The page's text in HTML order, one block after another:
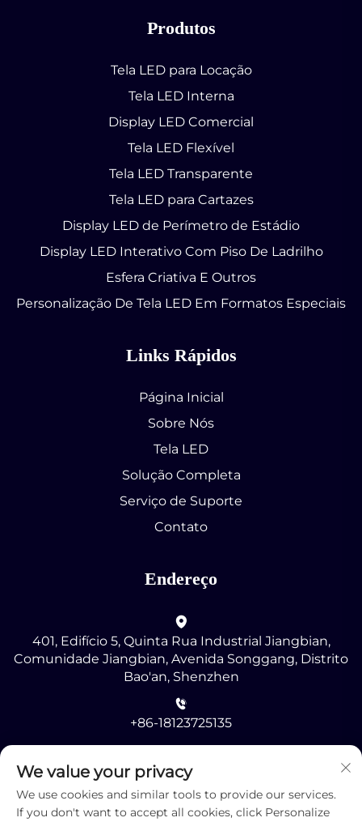
Produtos
Tela LED para Locação
Tela LED Interna
Display LED Comercial
Tela LED Flexível
Tela LED Transparente
Tela LED para Cartazes
Display LED de Perímetro de Estádio
Display LED Interativo Com Piso De Ladrilho
Esfera Criativa E Outros
Personalização De Tela LED Em Formatos Especiais
Links Rápidos
Página Inicial
Sobre Nós
Tela LED
Solução Completa
Serviço de Suporte
Contato
Endereço
401, Edifício 5, Quinta Rua Industrial Jiangbian,
Comunidade Jiangbian, Avenida Songgang, Distrito
Bao'an, Shenzhen
+86-18123725135
[email protected]
We value your privacy
We use cookies and similar tools to provide our services.
If you don't want to accept all cookies, click Personalize